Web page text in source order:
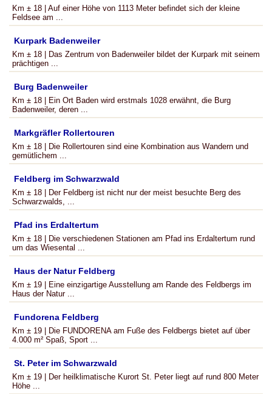
Km ± 18 | Auf einer Höhe von 1113 Meter befindet sich der kleine
Feldsee am ...
Kurpark Badenweiler
Km ± 18 | Das Zentrum von Badenweiler bildet der Kurpark mit seinem
prächtigen ...
Burg Badenweiler
Km ± 18 | Ein Ort Baden wird erstmals 1028 erwähnt, die Burg
Badenweiler, deren ...
Markgräfler Rollertouren
Km ± 18 | Die Rollertouren sind eine Kombination aus Wandern und
gemütlichem ...
Feldberg im Schwarzwald
Km ± 18 | Der Feldberg ist nicht nur der meist besuchte Berg des
Schwarzwalds, ...
Pfad ins Erdaltertum
Km ± 18 | Die verschiedenen Stationen am Pfad ins Erdaltertum rund
um das Wiesental ...
Haus der Natur Feldberg
Km ± 19 | Eine einzigartige Ausstellung am Rande des Feldbergs im
Haus der Natur ...
Fundorena Feldberg
Km ± 19 | Die FUNDORENA am Fuße des Feldbergs bietet auf über
4.000 m² Spaß, Sport ...
St. Peter im Schwarzwald
Km ± 19 | Der heilklimatische Kurort St. Peter liegt auf rund 800 Meter
Höhe ...